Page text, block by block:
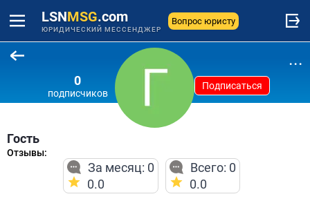
LSNMSG.com
ЮРИДИЧЕСКИЙ МЕССЕНДЖЕР
Вопрос юристу
0
подписчиков
Подписаться
...
Гость
Отзывы:
За месяц: 0
0.0
Всего: 0
0.0